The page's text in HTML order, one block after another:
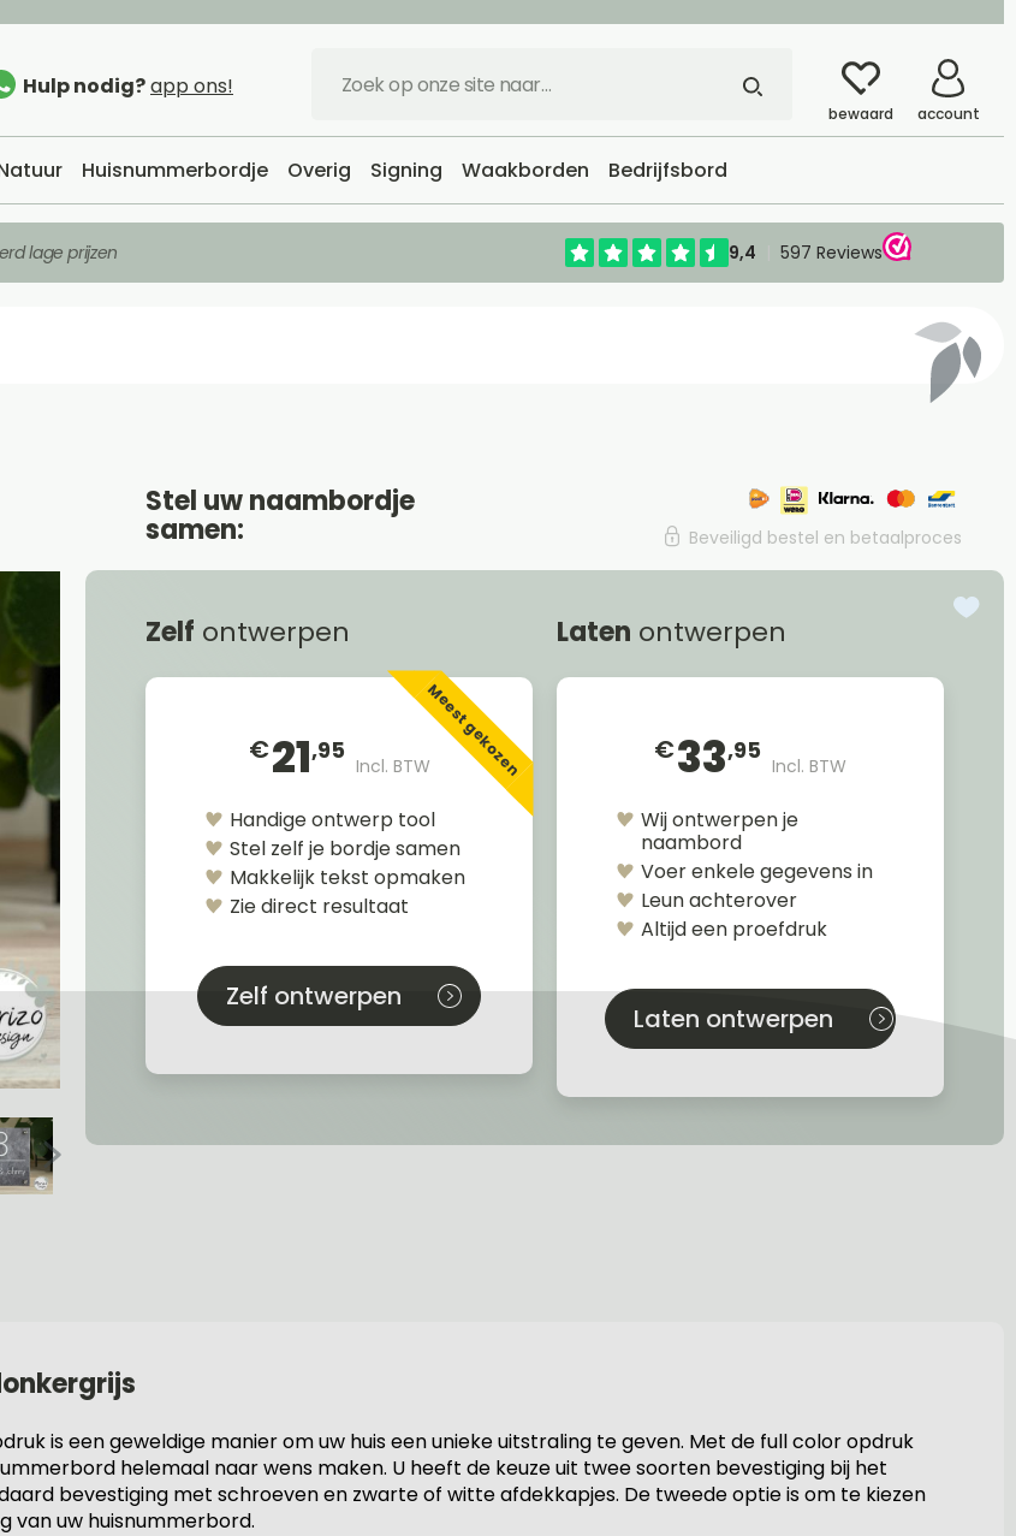
Hulp nodig?app ons!
bewaard account
Huisnummerbordje Overig Signing Waakborden Bedrijfsbord
lage prijzen
Stel uw naambordje
samen: Beveiligd bestel en betaalproces
Zelf ontwerpen
€21,95
Incl. BTWMeest gekozen
Handige ontwerp tool
Stel zelf je bordje samen
Makkelijk tekst opmaken
Zie direct resultaat
Zelf ontwerpen
Laten ontwerpen
€33,95
Incl. BTW
Wij ontwerpen je
naambord
Voer enkele gegevens in
Leun achterover
Altijd een proefdruk
Laten ontwerpen
is een geweldige manier om uw huis een unieke uitstraling te geven. Met de full color opdruk
helemaal naar wens maken. U heeft de keuze uit twee soorten bevestiging bij het
bevestiging met schroeven en zwarte of witte afdekkapjes. De tweede optie is om te kiezen
van uw huisnummerbord.